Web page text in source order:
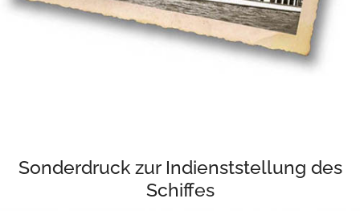
Sonderdruck zur Indienststellung des
Schiffes